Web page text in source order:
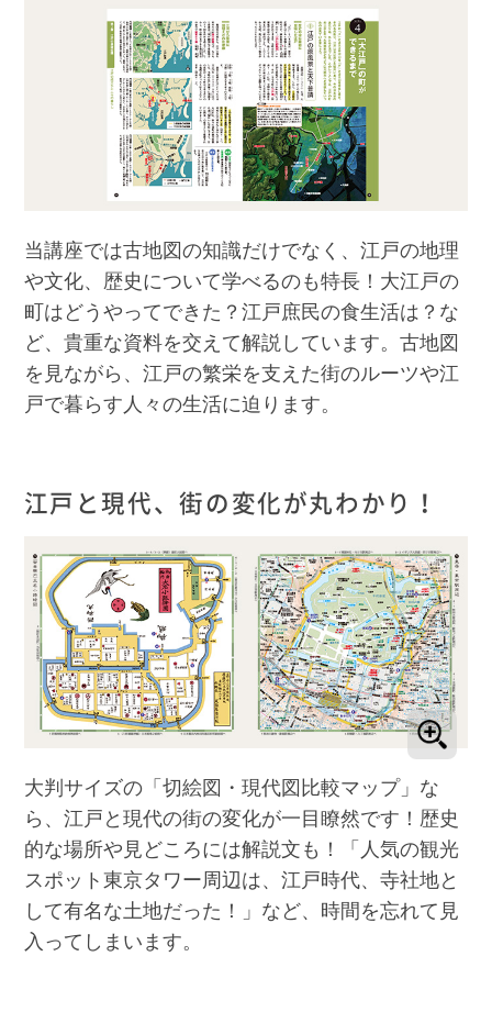
当講座では古地図の知識だけでなく、江戸の地理
や文化、歴史について学べるのも特長！大江戸の
町はどうやってできた？江戸庶民の食生活は？な
ど、貴重な資料を交えて解説しています。古地図
を見ながら、江戸の繁栄を支えた街のルーツや江
戸で暮らす人々の生活に迫ります。
江戸と現代、街の変化が丸わかり！
大判サイズの「切絵図・現代図比較マップ」な
ら、江戸と現代の街の変化が一目瞭然です！歴史
的な場所や見どころには解説文も！「人気の観光
スポット東京タワー周辺は、江戸時代、寺社地と
して有名な土地だった！」など、時間を忘れて見
入ってしまいます。